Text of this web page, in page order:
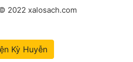
2022 xalosach.com
Kỳ Huyễn